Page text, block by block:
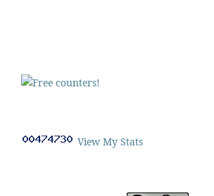
View My Stats